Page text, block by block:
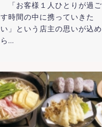
「お客様１人ひとりが過ご
す時間の中に携っていきた
い」という店主の思いが込め
ら…